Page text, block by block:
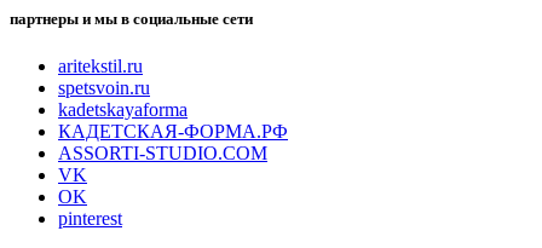
партнеры и мы в социальные сети
aritekstil.ru
spetsvoin.ru
kadetskayaforma
КАДЕТСКАЯ-ФОРМА.РФ
ASSORTI-STUDIO.COM
VK
OK
pinterest